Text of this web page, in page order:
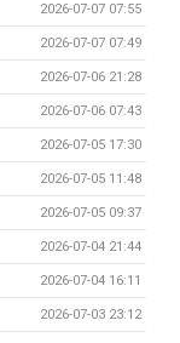
2026-07-07 07:55
2026-07-07 07:49
2026-07-06 21:28
2026-07-06 07:43
2026-07-05 17:30
2026-07-05 11:48
2026-07-05 09:37
2026-07-04 21:44
2026-07-04 16:11
2026-07-03 23:12